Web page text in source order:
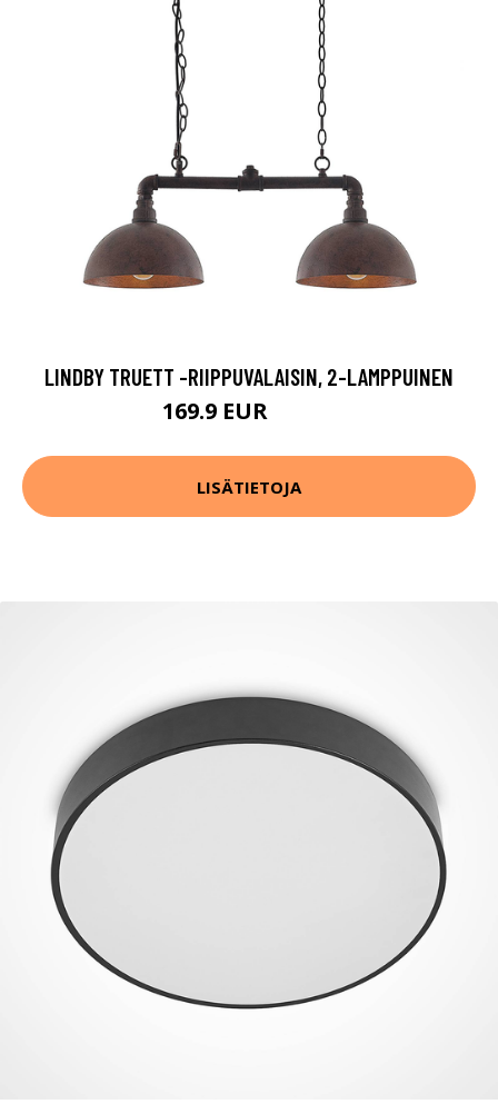
LINDBY TRUETT -RIIPPUVALAISIN, 2-LAMPPUINEN
169.9 EUR
LISÄTIETOJA